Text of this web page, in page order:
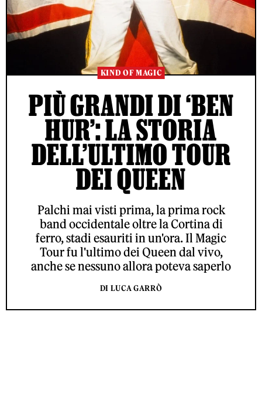
KIND OF MAGIC
PIÙ GRANDI DI ‘BEN
HUR’: LA STORIA
DELL’ULTIMO TOUR
DEI QUEEN
Palchi mai visti prima, la prima rock
band occidentale oltre la Cortina di
ferro, stadi esauriti in un'ora. Il Magic
Tour fu l'ultimo dei Queen dal vivo,
anche se nessuno allora poteva saperlo
DI LUCA GARRÒ